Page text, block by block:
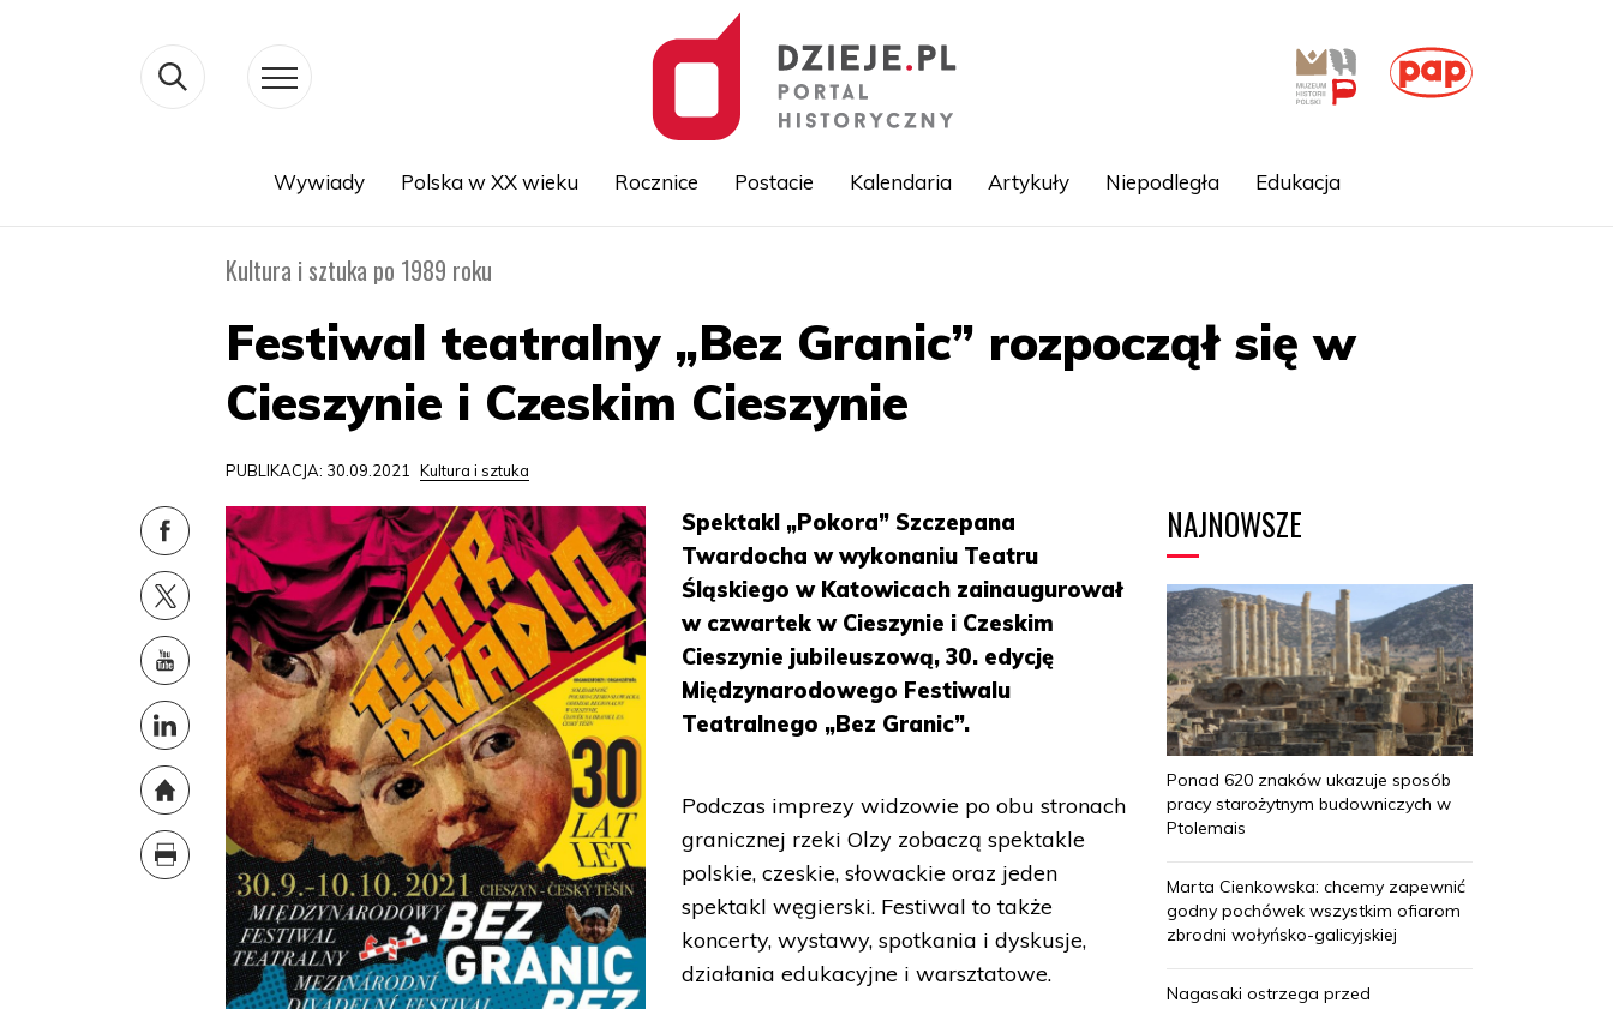
Wywiady Polska w XX wieku Rocznice Postacie Kalendaria Artykuły Niepodległa Edukacja
Kultura i sztuka po 1989 roku
Festiwal teatralny „Bez Granic” rozpoczął się w
Cieszynie i Czeskim Cieszynie
PUBLIKACJA: 30.09.2021 Kultura i sztuka
Spektakl „Pokora” Szczepana
Twardocha w wykonaniu Teatru
Śląskiego w Katowicach zainaugurował
w czwartek w Cieszynie i Czeskim
Cieszynie jubileuszową, 30. edycję
Międzynarodowego Festiwalu
Teatralnego „Bez Granic”.
Podczas imprezy widzowie po obu stronach
granicznej rzeki Olzy zobaczą spektakle
polskie, czeskie, słowackie oraz jeden
spektakl węgierski. Festiwal to także
koncerty, wystawy, spotkania i dyskusje,
działania edukacyjne i warsztatowe.
NAJNOWSZE
Ponad 620 znaków ukazuje sposób
pracy starożytnym budowniczych w
Ptolemais
Marta Cienkowska: chcemy zapewnić
godny pochówek wszystkim ofiarom
zbrodni wołyńsko-galicyjskiej
Nagasaki ostrzega przed